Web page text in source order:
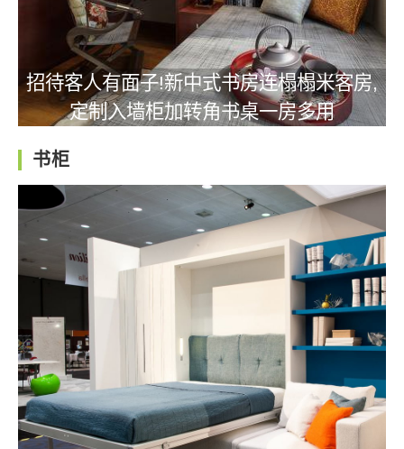
招待客人有面子!新中式书房连榻榻米客房,
定制入墙柜加转角书桌一房多用
书柜